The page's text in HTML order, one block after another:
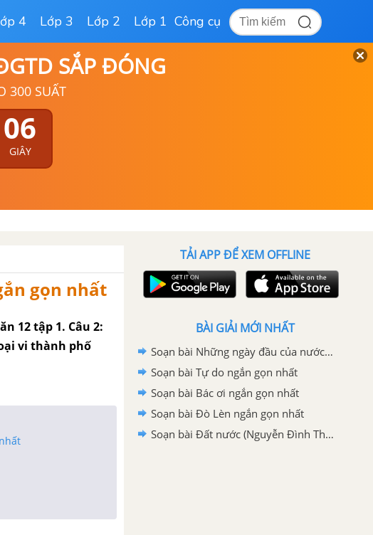
4 Lớp 3 Lớp 2 Lớp 1 Công cụ
SẮP ĐÓNG
300 SUẤT
04
GIÂY
gọn nhất
12 tập 1. Câu 2:
vi thành phố
TẢI APP ĐỂ XEM OFFLINE
BÀI GIẢI MỚI NHẤT
Soạn bài Những ngày đầu của nước Việt Nam mới ngắn gọn nhất
Soạn bài Tự do ngắn gọn nhất
Soạn bài Bác ơi ngắn gọn nhất
Soạn bài Đò Lèn ngắn gọn nhất
Soạn bài Đất nước (Nguyễn Đình Thi) ngắn gọn nhất